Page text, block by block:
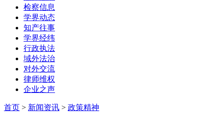
检察信息
学界动态
知产往事
学界经纬
行政执法
域外法治
对外交流
律师维权
企业之声
首页 > 新闻资讯 > 政策精神